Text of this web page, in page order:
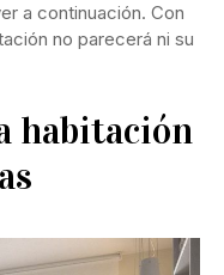
a continuación. Con
no parecerá ni su
habitación